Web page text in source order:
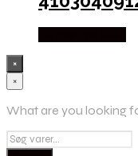
×
×
What are you looking